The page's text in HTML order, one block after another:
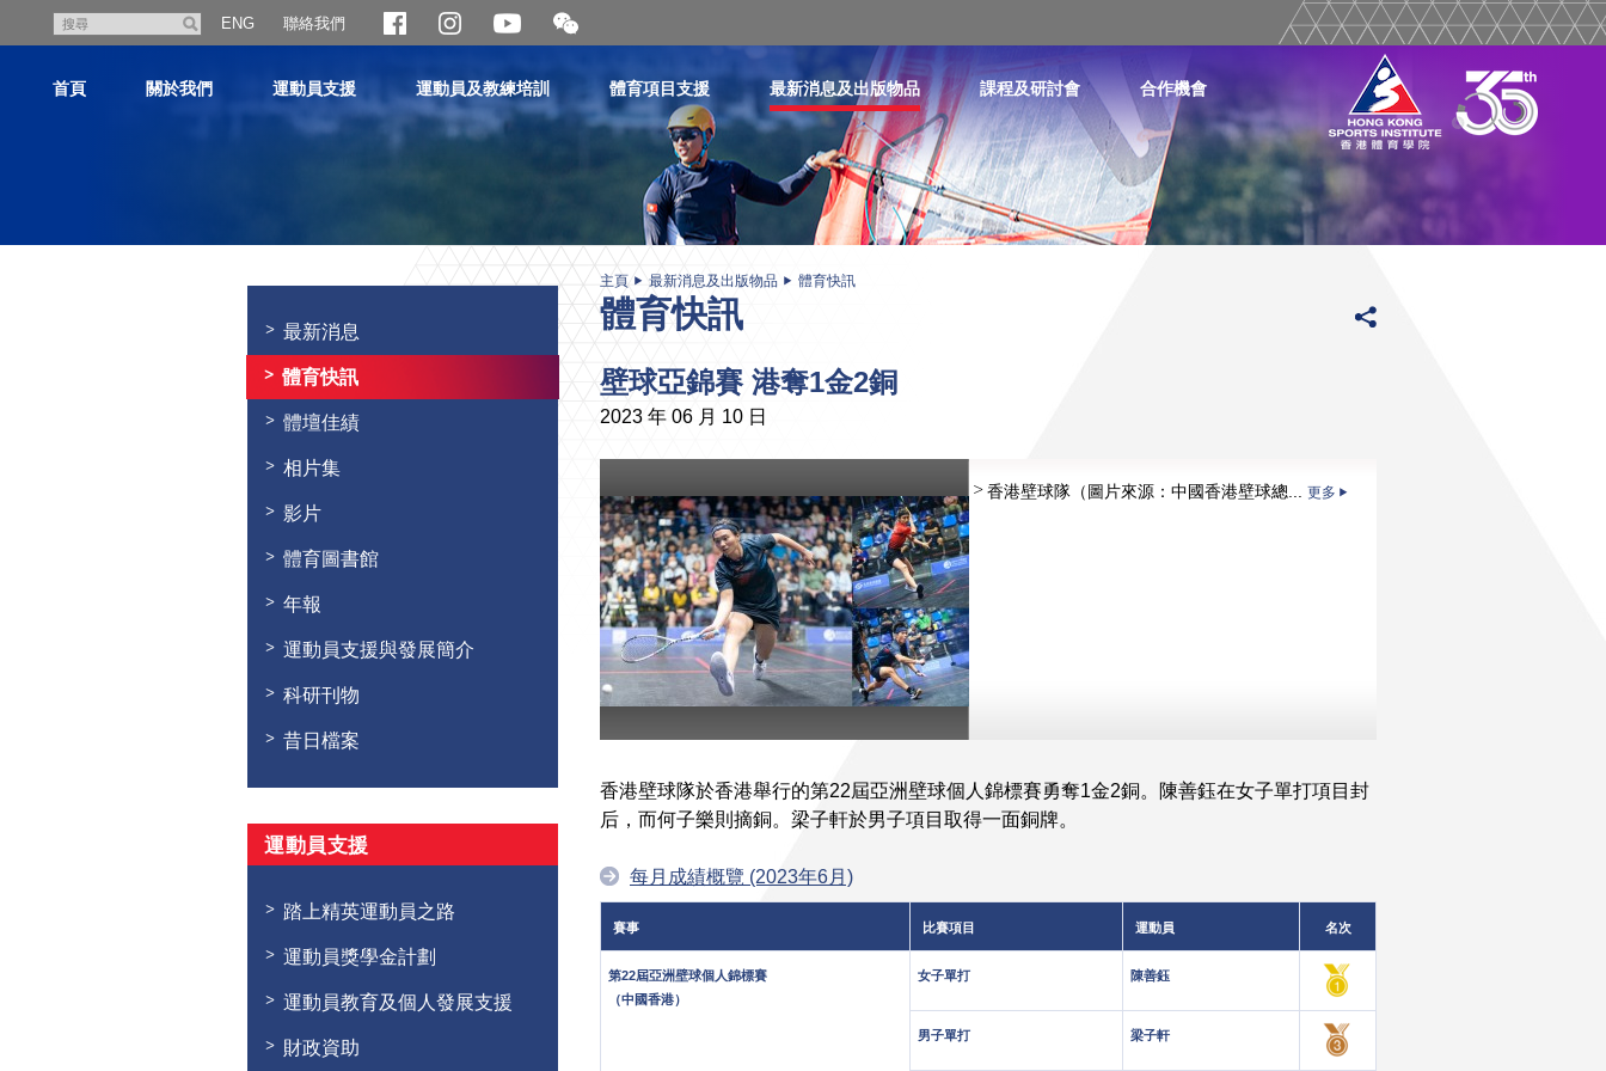
尋
ENG 聯絡我們
開
合
二
維
首頁 關於我們 運動員支援 運動員及教練培訓 體育項目支援 最新消息及出版物品 課程及研討會 合作機會
最新消息
體育快訊
體壇佳績
相片集
影片
體育圖書館
年報
運動員支援與發展簡介
科研刊物
昔日檔案
運動員支援
踏上精英運動員之路
運動員獎學金計劃
運動員教育及個人發展支援
財政資助
主頁 最新消息及出版物品 體育快訊
體育快訊
壁球亞錦賽 港奪1金2銅
2023 年 06 月 10 日
香港壁球隊（圖片來源：中國香港壁球總... 更多
香港壁球隊於香港舉行的第22屆亞洲壁球個人錦標賽勇奪1金2銅。陳善鈺在女子單打項目封
后，而何子樂則摘銅。梁子軒於男子項目取得一面銅牌。
每月成績概覽 (2023年6月)
賽事 比賽項目 運動員 名次
第22屆亞洲壁球個人錦標賽
（中國香港）
女子單打 陳善鈺
男子單打 梁子軒